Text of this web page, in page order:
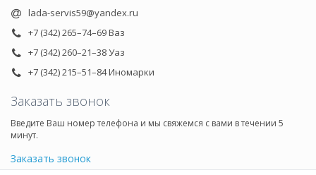
lada-servis59@yandex.ru
+7 (342) 265–74–69 Ваз
+7 (342) 260–21–38 Уаз
+7 (342) 215–51–84 Иномарки
Заказать звонок
Введите Ваш номер телефона и мы свяжемся с вами в течении 5
минут.
Заказать звонок